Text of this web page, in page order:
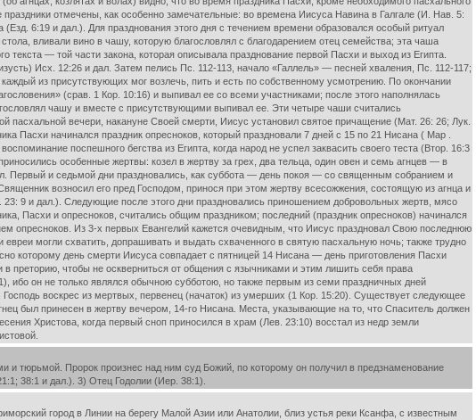
отмечены, как особенно замечательные: во времена Иисуса Навина в Галгале (И. Нав. 5:
6:19 и дал.). Для празднования этого дня с течением времени образовался особый ритуал
вливали вино в чашу, которую благословлял с благодарением отец семейства; эта чаша
— той части закона, которая описывала празднование первой Пасхи и выход из Египта.
Исх. 12:26 и дал. Затем пелись Пс. 112-113, начало «Галлель» — песней хваления, Пс. 112-117;
из присутствующих мог возлечь, пить и есть по собственному усмотрению. По окончании
(срав. 1 Кор. 10:16) и выпивал ее со всеми участниками; после этого наполнялась
чашу и вместе с присутствующими выпивал ее. Эти четыре чаши считались
вечери, накануне Своей смерти, Иисус установил святое причащение (Мат. 26: 26; Лук.
Пасхи начинался праздник опресноков, который праздновали 7 дней с 15 по 21 Нисана ( Map .
поспешного бегства из Египта, когда народ не успел заквасить своего теста (Втор. 16:3
особенные жертвы: козел в жертву за грех, два тельца, один овен и семь агнцев — в
Первый и седьмой дни праздновались, как суббота — день покоя — со священным собранием и
возносил его пред Господом, принося при этом жертву всесожжения, состоящую из агнца и
9 и дал.). Следующие после этого дни праздновались приношением добровольных жертв, мясо
Пасхи и опресноков, считались общим праздником; последний (праздник опресноков) начинался
опресноков. Из 3-х первых Евангелий кажется очевидным, что Иисус праздновал Свою последнюю
могли схватить, допрашивать и выдать схваченного в святую пасхальную ночь; также трудно
которому день смерти Иисуса совпадает с пятницей 14 Нисана — день приготовления Пасхи
преторию, чтобы не оскверниться от общения с язычниками и этим лишить себя права
ибо он не только являлся обычною субботою, но также первым из семи праздничных дней
воскрес из мертвых, первенец (начаток) из умерших (1 Кор. 15:20). Существует следующее
был принесен в жертву вечером, 14-го Нисана. Места, указывающие на то, что Спаситель должен
Христова, когда первый сноп приносился в храм (Лев. 23:10) восстал из недр земли
тюрьмой. Пророк произнес над ним суд Божий, по которому он получил в предзнаменование
38:1 и дал.). 3) Отец Годолии (Иер. 38:1).
город в Линии на берегу Малой Азии или Анатолии, близ устья реки Ксанфа, с известным